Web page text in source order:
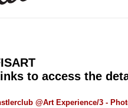
to access the
@Art Experience/3 -